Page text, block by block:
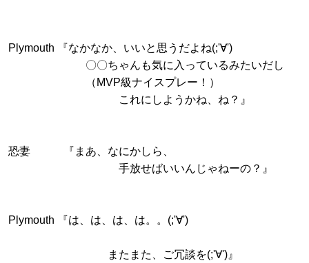
Plymouth 『なかなか、いいと思うだよね(;'∀')
〇〇ちゃんも気に入っているみたいだし
（MVP級ナイスプレー！）
これにしようかね、ね？』
恐妻 『まあ、なにかしら、
手放せばいいんじゃねーの？』
Plymouth 『は、は、は、は。。(;'∀')
またまた、ご冗談を(;'∀')』